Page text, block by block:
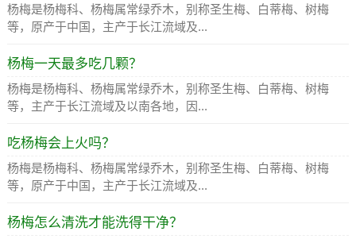
杨梅是杨梅科、杨梅属常绿乔木，别称圣生梅、白蒂梅、树梅
等，原产于中国，主产于长江流域及...
杨梅一天最多吃几颗？
杨梅是杨梅科、杨梅属常绿乔木，别称圣生梅、白蒂梅、树梅
等，主产于长江流域及以南各地，因...
吃杨梅会上火吗？
杨梅是杨梅科、杨梅属常绿乔木，别称圣生梅、白蒂梅、树梅
等，原产于中国，主产于长江流域及...
杨梅怎么清洗才能洗得干净？